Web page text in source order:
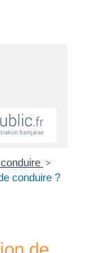
>
conduire ?